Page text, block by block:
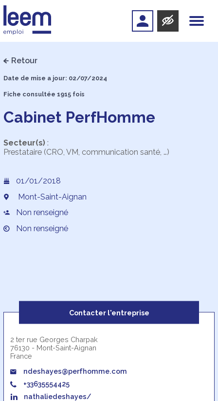
Retour
Date de mise a jour: 02/07/2024
Fiche consultée 1915 fois
Cabinet PerfHomme
Secteur(s):
Prestataire (CRO, VM, communication santé, …)
01/01/2018
Mont-Saint-Aignan
Non renseigné
Non renseigné
Contacter l'entreprise
2 ter rue Georges Charpak
76130 - Mont-Saint-Aignan
France
ndeshayes@perfhomme.com
+33635554425
nathaliedeshayes/